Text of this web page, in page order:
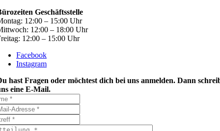
Geschäftsstelle
12:00 – 15:00 Uhr
12:00 – 18:00 Uhr
12:00 – 15:00 Uhr
Facebook
Instagram
hast Fragen oder möchtest dich bei uns anmelden. Dann
eine E-Mail.